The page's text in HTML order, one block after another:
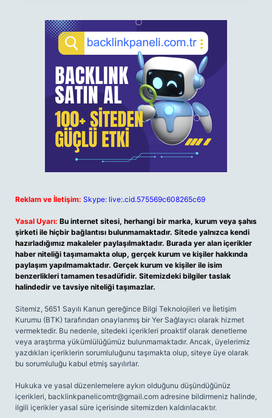
Reklam ve İletişim: Skype: live:.cid.575569c608265c69
Yasal Uyarı: Bu internet sitesi, herhangi bir marka, kurum veya şahıs
şirketi ile hiçbir bağlantısı bulunmamaktadır. Sitede yalnızca kendi
hazırladığımız makaleler paylaşılmaktadır. Burada yer alan içerikler
haber niteliği taşımamakta olup, gerçek kurum ve kişiler hakkında
paylaşım yapılmamaktadır. Gerçek kurum ve kişiler ile isim
benzerlikleri tamamen tesadüfidir. Sitemizdeki bilgiler taslak
halindedir ve tavsiye niteliği taşımazlar.
Sitemiz, 5651 Sayılı Kanun gereğince Bilgi Teknolojileri ve İletişim
Kurumu (BTK) tarafından onaylanmış bir Yer Sağlayıcı olarak hizmet
vermektedir. Bu nedenle, sitedeki içerikleri proaktif olarak denetleme
veya araştırma yükümlülüğümüz bulunmamaktadır. Ancak, üyelerimiz
yazdıkları içeriklerin sorumluluğunu taşımakta olup, siteye üye olarak
bu sorumluluğu kabul etmiş sayılırlar.
Hukuka ve yasal düzenlemelere aykırı olduğunu düşündüğünüz
içerikleri, backlinkpanelicomtr@gmail.com adresine bildirmeniz halinde,
ilgili içerikler yasal süre içerisinde sitemizden kaldırılacaktır.